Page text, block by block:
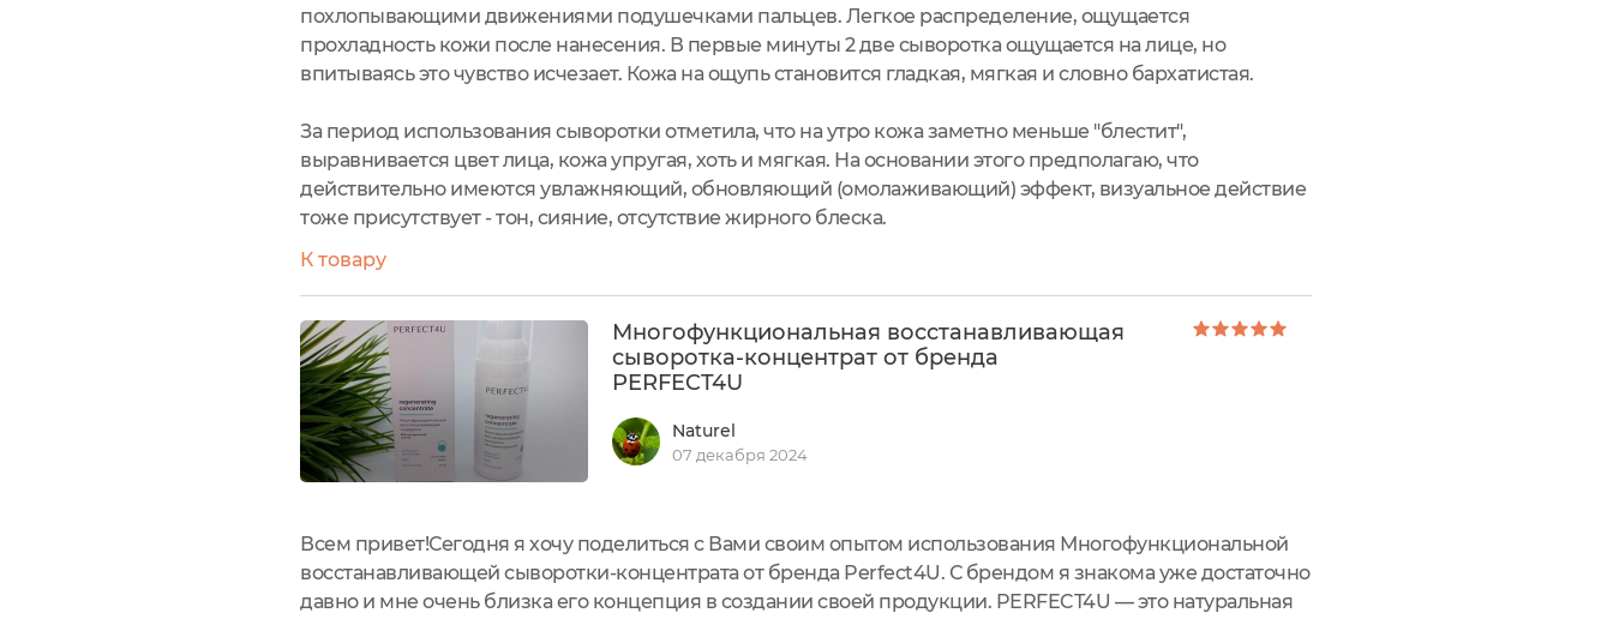
похлопывающими движениями подушечками пальцев. Легкое распределение, ощущается
прохладность кожи после нанесения. В первые минуты 2 две сыворотка ощущается на лице, но
впитываясь это чувство исчезает. Кожа на ощупь становится гладкая, мягкая и словно бархатистая.
За период использования сыворотки отметила, что на утро кожа заметно меньше "блестит",
выравнивается цвет лица, кожа упругая, хоть и мягкая. На основании этого предполагаю, что
действительно имеются увлажняющий, обновляющий (омолаживающий) эффект, визуальное действие
тоже присутствует - тон, сияние, отсутствие жирного блеска.
К товару
Многофункциональная восстанавливающая
сыворотка-концентрат от бренда
PERFECT4U
Naturel
07 декабря 2024
Всем привет!Сегодня я хочу поделиться с Вами своим опытом использования Многофункциональной
восстанавливающей сыворотки-концентрата от бренда Perfect4U. С брендом я знакома уже достаточно
давно и мне очень близка его концепция в создании своей продукции. PERFECT4U — это натуральная